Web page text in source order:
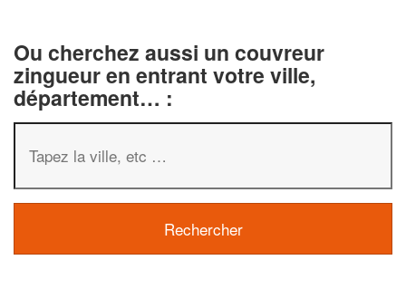
Ou cherchez aussi un couvreur
zingueur en entrant votre ville,
département… :